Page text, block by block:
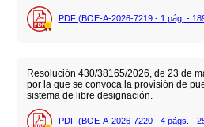
PDF (BOE-A-2026-7219 - 1 pág. -
Resolución 430/38165/2026, de 23 de
por la que se convoca la provisión de
sistema de libre designación.
PDF (BOE-A-2026-7220 - 4 págs. -